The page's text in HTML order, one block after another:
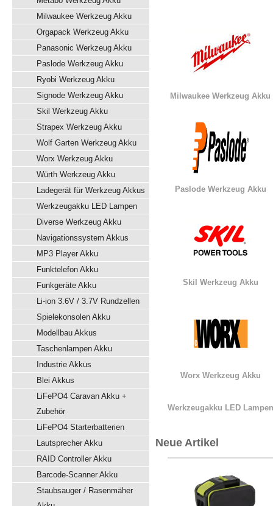
Milwaukee Werkzeug Akku
Orgapack Werkzeug Akku
Panasonic Werkzeug Akku
Paslode Werkzeug Akku
Ryobi Werkzeug Akku
Signode Werkzeug Akku
Skil Werkzeug Akku
Strapex Werkzeug Akku
Wolf Garten Werkzeug Akku
Worx Werkzeug Akku
Würth Werkzeug Akku
Ladegerät für Werkzeug Akkus
Werkzeugakku LED Lampen
Diverse Werkzeug Akku
Navigationssystem Akkus
MP3 Player Akku
Funktelefon Akku
Funkgeräte Akku
Li-ion 3.6V / 3.7V Rundzellen
Spielekonsolen Akku
Modellbau Akkus
Taschenlampen Akku
Industrie Akkus
Blei Akkus
LiFePO4 Caravan Akku +
Zubehör
LiFePO4 Starterbatterien
Lautsprecher Akku
RAID Controller Akku
Barcode-Scanner Akku
Staubsauger / Rasenmäher
Milwaukee Werkzeug Akku
Paslode Werkzeug Akku
Skil Werkzeug Akku
Worx Werkzeug Akku
Werkzeugakku LED Lampen
Neue Artikel